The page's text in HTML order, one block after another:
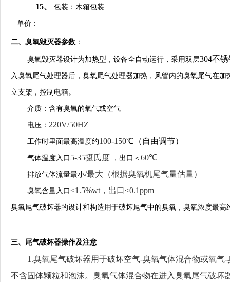
15、 包装：木箱包装
单价：
二、臭氧毁灭器参数 ：
臭氧毁灭器设计为加热型，设备全自动运行，采用双层304不
入臭氧尾气处理器后，臭氧尾气处理器加热，风管内的臭氧尾气在
立支架，控制电箱。
介质： 含有臭氧的氧气或空气
电压： 220V/50HZ
工作时里面最高温度约100-150℃（自由调节）
气体温度入口 5-35摄氏度 ， 出口＜ 60℃
排放气体流量最小/最大（根据臭氧机尾气量估量）
臭氧含量入口 <1.5%wt，出口<0.1ppm
臭氧尾气破坏器的设计和构造用于破坏尾气中的臭氧，臭氧浓度最高
三、尾气破坏器操作及注意
1.臭氧尾气破坏器用于破坏空气-臭氧气体混合物或氧
不含固体颗粒和泡沫。臭氧气体混合物在进入臭氧尾气破坏